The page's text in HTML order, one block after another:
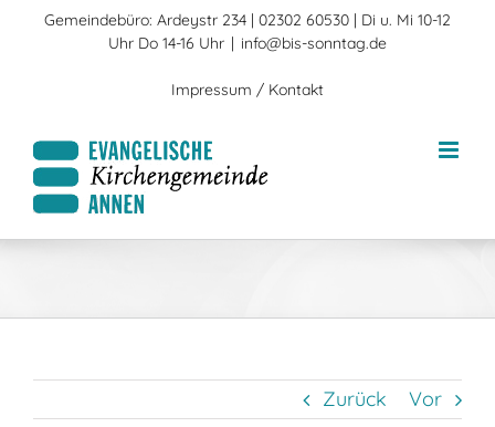
Gemeindebüro: Ardeystr 234 | 02302 60530 | Di u. Mi 10-12
Uhr Do 14-16 Uhr | info@bis-sonntag.de
Impressum / Kontakt
Zurück Vor